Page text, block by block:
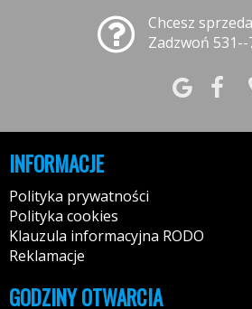
Chcesz
Zadzwoń
INFORMACJE
Polityka prywatności
Polityka cookies
Klauzula informacyjna RODO
Reklamacje
GODZINY OTWARCIA